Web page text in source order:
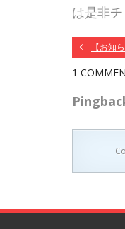
は是非
【お知
1